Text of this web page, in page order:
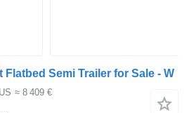
Flatbed Semi Trailer for Sale - W
≈ 8 409 €